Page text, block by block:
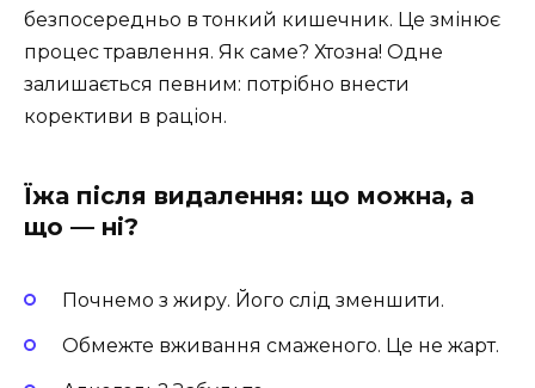
безпосередньо в тонкий кишечник. Це змінює
процес травлення. Як саме? Хтозна! Одне
залишається певним: потрібно внести
корективи в раціон.
Їжа після видалення: що можна, а
що — ні?
Почнемо з жиру. Його слід зменшити.
Обмежте вживання смаженого. Це не жарт.